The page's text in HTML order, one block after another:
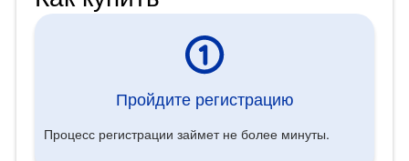
Пройдите регистрацию
Процесс регистрации займет не более минуты.